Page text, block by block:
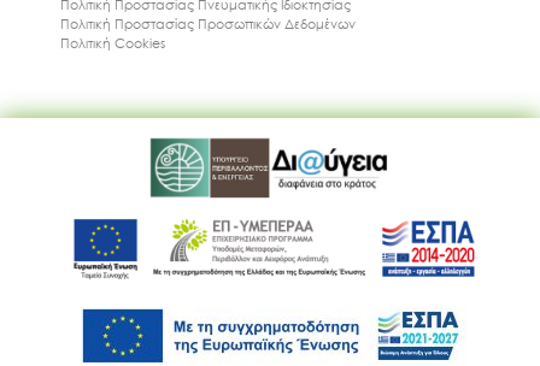
Πολιτική Προστασίας Πνευματικής Ιδιοκτησίας
Πολιτική Προστασίας Προσωπικών Δεδομένων
Πολιτική Cookies